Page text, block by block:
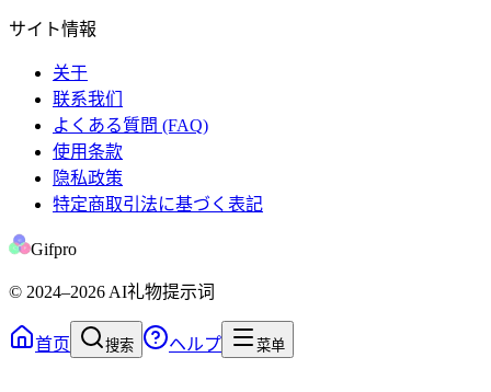
サイト情報
关于
联系我们
よくある質問 (FAQ)
使用条款
隐私政策
特定商取引法に基づく表記
Gifpro
© 2024–2026 AI礼物提示词
首页 搜索 ヘルプ 菜单